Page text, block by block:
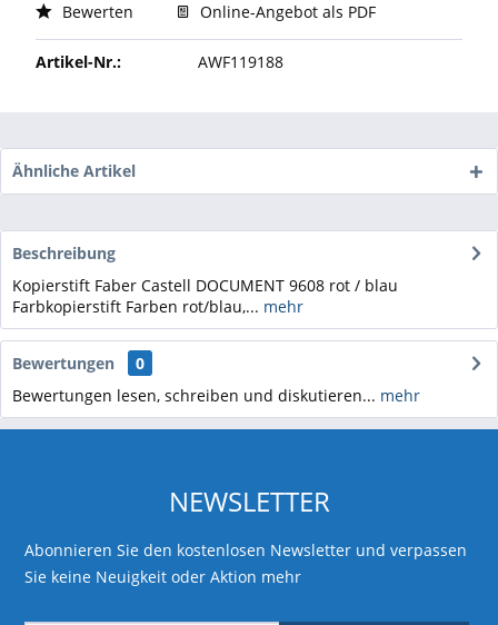
Bewerten
Online-Angebot als PDF
Artikel-Nr.: AWF119188
Ähnliche Artikel
Beschreibung
Kopierstift Faber Castell DOCUMENT 9608 rot / blau
Farbkopierstift Farben rot/blau,... mehr
Bewertungen
0
Bewertungen lesen, schreiben und diskutieren... mehr
NEWSLETTER
Abonnieren Sie den kostenlosen Newsletter und verpassen
Sie keine Neuigkeit oder Aktion mehr